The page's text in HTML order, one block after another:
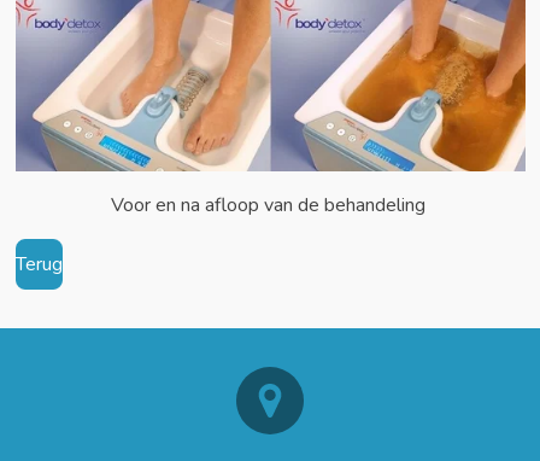
Voor en na afloop van de behandeling
Terug